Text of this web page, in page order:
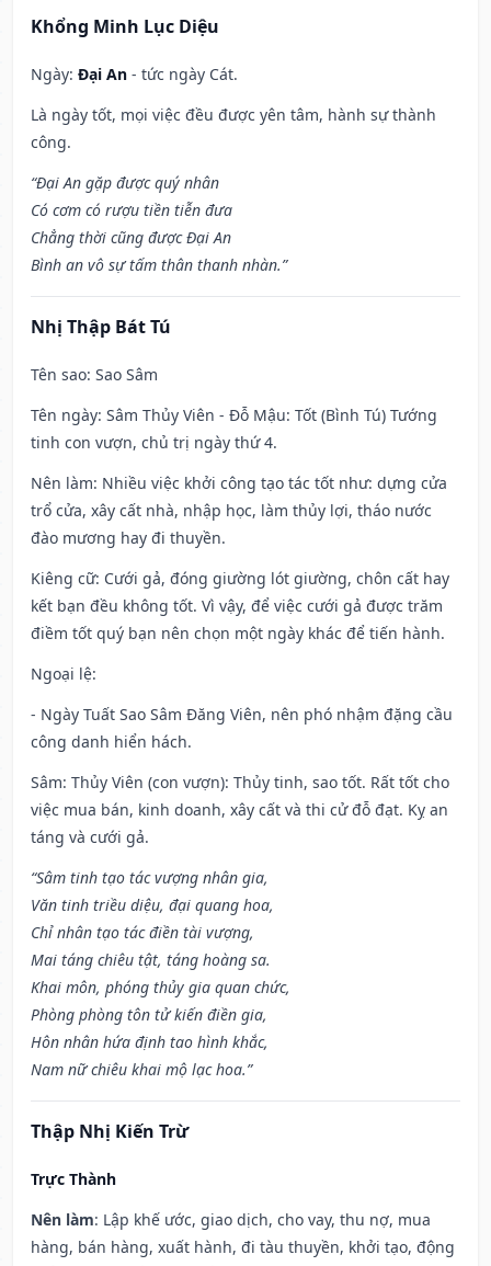
Khổng Minh Lục Diệu
Ngày: Đại An - tức ngày Cát.
Là ngày tốt, mọi việc đều được yên tâm, hành sự thành
công.
“Đại An gặp được quý nhân
Có cơm có rượu tiền tiễn đưa
Chẳng thời cũng được Đại An
Bình an vô sự tấm thân thanh nhàn.”
Nhị Thập Bát Tú
Tên sao: Sao Sâm
Tên ngày: Sâm Thủy Viên - Đỗ Mậu: Tốt (Bình Tú) Tướng
tinh con vượn, chủ trị ngày thứ 4.
Nên làm: Nhiều việc khởi công tạo tác tốt như: dựng cửa
trổ cửa, xây cất nhà, nhập học, làm thủy lợi, tháo nước
đào mương hay đi thuyền.
Kiêng cữ: Cưới gả, đóng giường lót giường, chôn cất hay
kết bạn đều không tốt. Vì vậy, để việc cưới gả được trăm
điềm tốt quý bạn nên chọn một ngày khác để tiến hành.
Ngoại lệ:
- Ngày Tuất Sao Sâm Đăng Viên, nên phó nhậm đặng cầu
công danh hiển hách.
Sâm: Thủy Viên (con vượn): Thủy tinh, sao tốt. Rất tốt cho
việc mua bán, kinh doanh, xây cất và thi cử đỗ đạt. Kỵ an
táng và cưới gả.
“Sâm tinh tạo tác vượng nhân gia,
Văn tinh triều diệu, đại quang hoa,
Chỉ nhân tạo tác điền tài vượng,
Mai táng chiêu tật, táng hoàng sa.
Khai môn, phóng thủy gia quan chức,
Phòng phòng tôn tử kiến điền gia,
Hôn nhân hứa định tao hình khắc,
Nam nữ chiêu khai mộ lạc hoa.”
Thập Nhị Kiến Trừ
Trực Thành
Nên làm: Lập khế ước, giao dịch, cho vay, thu nợ, mua
hàng, bán hàng, xuất hành, đi tàu thuyền, khởi tạo, động